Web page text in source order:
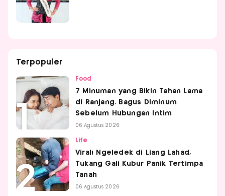
Terpopuler
Food
7 Minuman yang Bikin Tahan Lama
di Ranjang, Bagus Diminum
Sebelum Hubungan Intim
06 Agustus 2026
Life
Viral! Ngeledek di Liang Lahad,
Tukang Gali Kubur Panik Tertimpa
Tanah
06 Agustus 2026